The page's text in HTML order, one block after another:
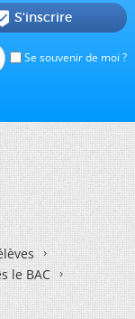
Se souvenir de moi ?
S'inscrire
le BAC